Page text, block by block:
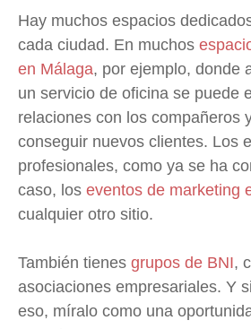
Hay muchos espacios
cada ciudad. En muchos
en Málaga, por ejemplo, donde
un servicio de oficina se puede
relaciones con los compañeros
conseguir nuevos clientes. Los
profesionales, como ya se ha
caso, los eventos de marketing
cualquier otro sitio.
También tienes grupos de BNI,
asociaciones empresariales. Y
eso, míralo como una